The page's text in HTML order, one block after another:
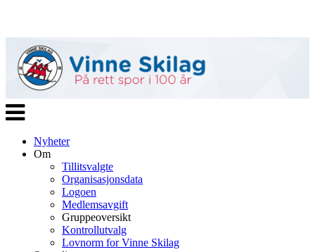
Veksle
navigasjon
Nyheter
Om
Tillitsvalgte
Organisasjonsdata
Logoen
Medlemsavgift
Gruppeoversikt
Kontrollutvalg
Lovnorm for Vinne Skilag